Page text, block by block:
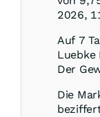
2026,
Auf 7
Der
Die